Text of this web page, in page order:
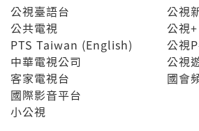
公視臺語台
公共電視
PTS Taiwan (English)
中華電視公司
客家電視台
國際影音平台
小公視
公視
公視+
公視
公視
國會